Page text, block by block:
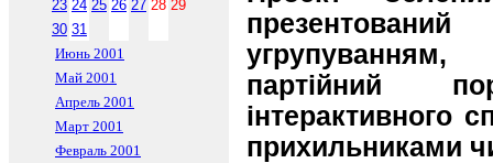
23 24 25 26 27 28 29
30 31
Июнь 2001
Май 2001
Апрель 2001
Март 2001
Февраль 2001
партiйний
iнтерактивного
прихильниками